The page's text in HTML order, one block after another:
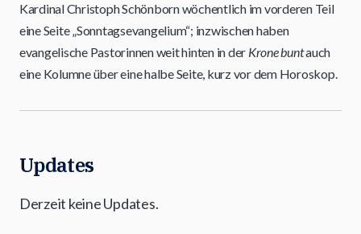
Kardinal Christoph Schönborn wöchentlich im vorderen Teil
eine Seite „Sonntagsevangelium“; inzwischen haben
evangelische Pastorinnen weit hinten in der Krone buntauch
eine Kolumne über eine halbe Seite, kurz vor dem Horoskop.
Updates
Derzeit keine Updates.